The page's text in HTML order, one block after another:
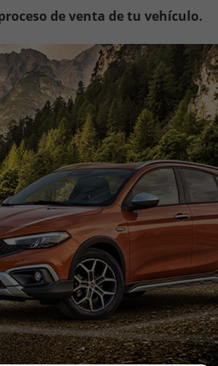
de venta de tu vehículo.